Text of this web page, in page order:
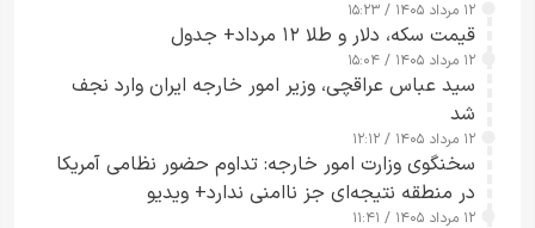
۱۲ مرداد ۱۴۰۵ / ۱۵:۲۳
قیمت سکه، دلار و طلا ۱۲ مرداد+ جدول
۱۲ مرداد ۱۴۰۵ / ۱۵:۰۴
سید عباس عراقچی، وزیر امور خارجه ایران وارد نجف
شد
۱۲ مرداد ۱۴۰۵ / ۱۲:۱۲
سخنگوی وزارت امور خارجه: تداوم حضور نظامی آمریکا
در منطقه نتیجه‌ای جز ناامنی ندارد+ ویدیو
۱۲ مرداد ۱۴۰۵ / ۱۱:۴۱